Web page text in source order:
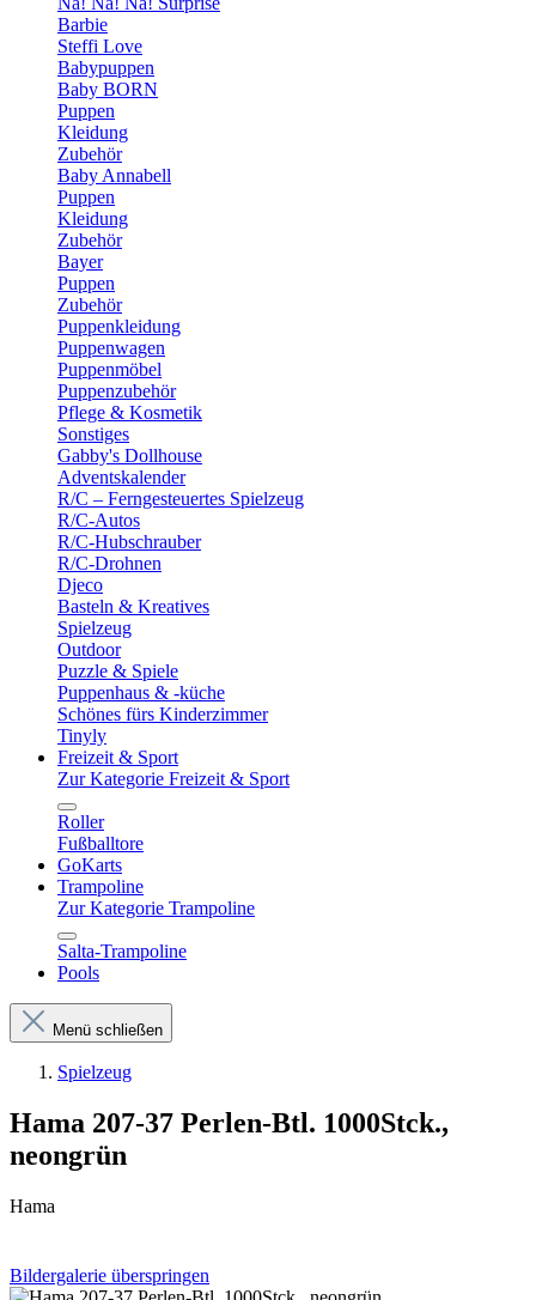
Barbie
Steffi Love
Babypuppen
Baby BORN
Puppen
Kleidung
Zubehör
Baby Annabell
Puppen
Kleidung
Zubehör
Bayer
Puppen
Zubehör
Puppenkleidung
Puppenwagen
Puppenmöbel
Puppenzubehör
Pflege & Kosmetik
Sonstiges
Gabby's Dollhouse
Adventskalender
R/C – Ferngesteuertes Spielzeug
R/C-Autos
R/C-Hubschrauber
R/C-Drohnen
Djeco
Basteln & Kreatives
Spielzeug
Outdoor
Puzzle & Spiele
Puppenhaus & -küche
Schönes fürs Kinderzimmer
Tinyly
Freizeit & Sport
Zur Kategorie Freizeit & Sport
Roller
Fußballtore
GoKarts
Trampoline
Zur Kategorie Trampoline
Salta-Trampoline
Pools
Menü schließen
Spielzeug
Hama 207-37 Perlen-Btl. 1000Stck.,
neongrün
Hama
Bildergalerie überspringen